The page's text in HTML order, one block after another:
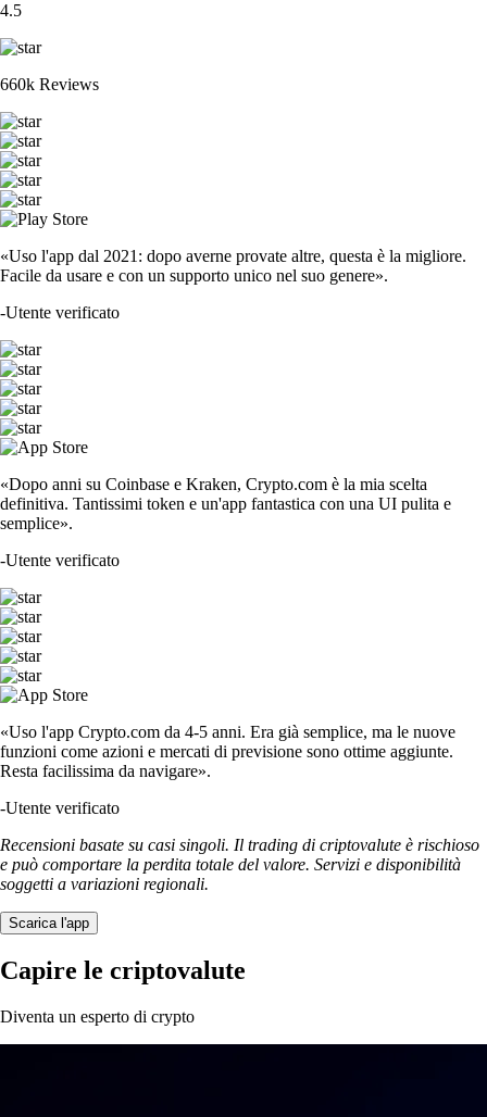
4.5
660k Reviews
«Uso l'app dal 2021: dopo averne provate altre, questa è la migliore.
Facile da usare e con un supporto unico nel suo genere».
-Utente verificato
«Dopo anni su Coinbase e Kraken, Crypto.com è la mia scelta
definitiva. Tantissimi token e un'app fantastica con una UI pulita e
semplice».
-Utente verificato
«Uso l'app Crypto.com da 4-5 anni. Era già semplice, ma le nuove
funzioni come azioni e mercati di previsione sono ottime aggiunte.
Resta facilissima da navigare».
-Utente verificato
Recensioni basate su casi singoli. Il trading di criptovalute è rischioso
e può comportare la perdita totale del valore. Servizi e disponibilità
soggetti a variazioni regionali.
Scarica l'app
Capire le criptovalute
Diventa un esperto di crypto